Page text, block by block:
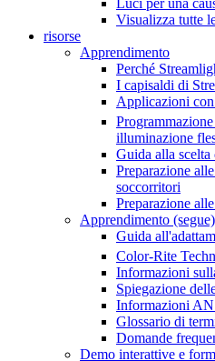
Visualizza tutte
risorse
Apprendimento
Perché
I capisaldi di
Applicazioni
illuminazione
Guida alla scelta
Preparazione
soccorritori
Preparazione
Apprendimento (segue)
Guida
Color-Rite
Informazioni
Spiegazione
Informazioni
Glossario di
Domande
Demo interattive e